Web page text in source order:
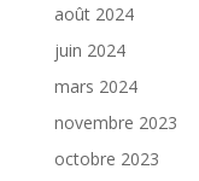
août 2024
juin 2024
mars 2024
novembre 2023
octobre 2023